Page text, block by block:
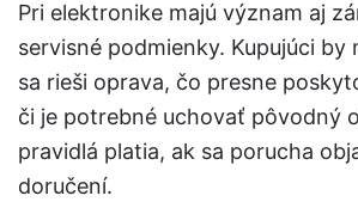
Pri elektronike majú význam aj
servisné podmienky. Kupujúci by
sa rieši oprava, čo presne
či je potrebné uchovať pôvodný
pravidlá platia, ak sa porucha
doručení.